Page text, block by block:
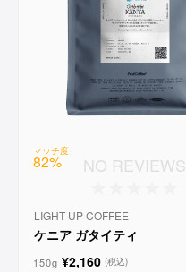
マッチ度
82% NO REVIEWS
LIGHT UP COFFEE
ケニア ガタイティ
150g ¥2,160 (税込)